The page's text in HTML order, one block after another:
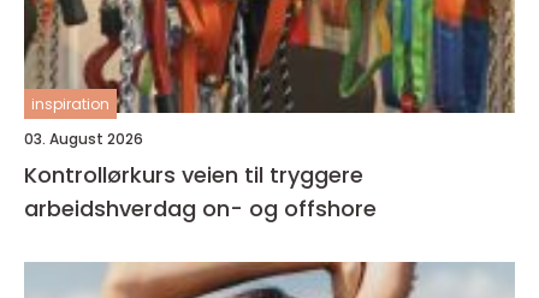
inspiration
03. August 2026
Kontrollørkurs veien til tryggere
arbeidshverdag on- og offshore